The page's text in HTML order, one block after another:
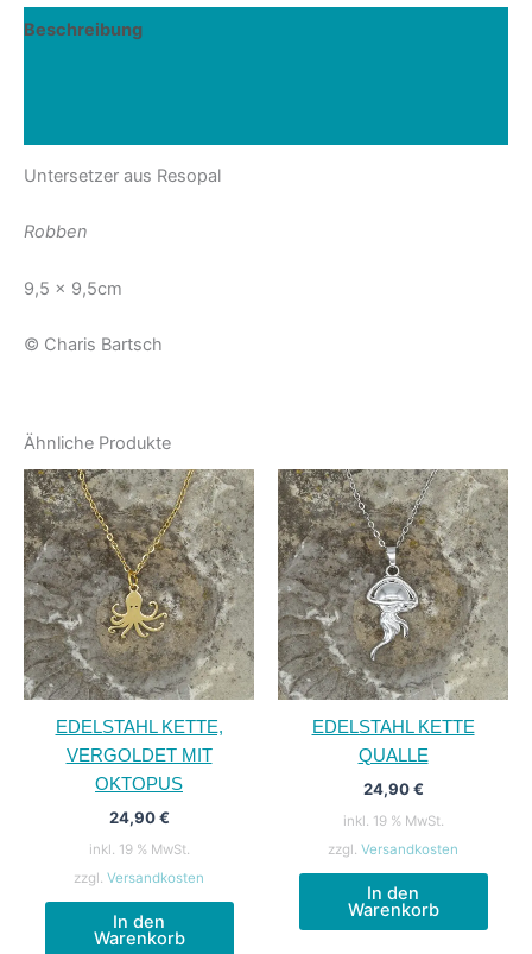
Beschreibung
Untersetzer aus Resopal
Robben
9,5 x 9,5cm
© Charis Bartsch
Ähnliche Produkte
EDELSTAHL KETTE,
VERGOLDET MIT
OKTOPUS
24,90€
inkl. 19 % MwSt.
zzgl. Versandkosten
In den
Warenkorb
EDELSTAHL KETTE
QUALLE
24,90€
inkl. 19 % MwSt.
zzgl. Versandkosten
In den
Warenkorb